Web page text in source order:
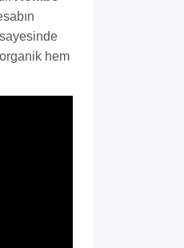
sayesinde
hem